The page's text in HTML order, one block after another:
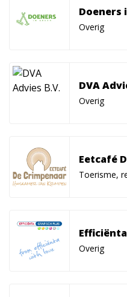
Doeners
Overig
DVA
Overig
Eetcafé
Toerisme,
Overig